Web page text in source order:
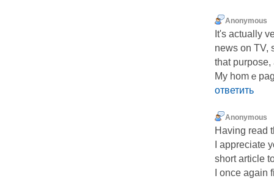
Anonymous
It'ѕ actually
news on TV,
that purpose,
My homｅ
ответить
Anonymous
Having read
I appreciate
short article
I once